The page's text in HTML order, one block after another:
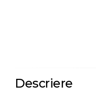
Descriere